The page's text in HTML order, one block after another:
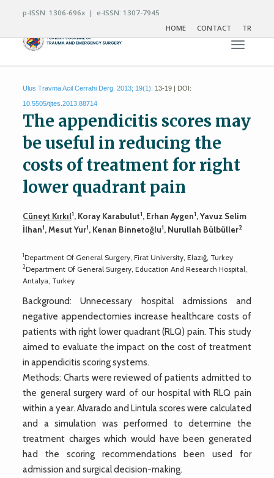
p-ISSN: 1306-696x | e-ISSN: 1307-7945
HOME
CONTACT TR
Toggle
Ulus Travma Acil Cerrahi Derg. 2013; 19(1): 13-19 | DOI:
10.5505/tjtes.2013.88714
The appendicitis scores may
be useful in reducing the
costs of treatment for right
lower quadrant pain
Cüneyt Kırkıl1, Koray Karabulut1, Erhan Aygen1, Yavuz Selim
İlhan1, Mesut Yur1, Kenan Binnetoğlu1, Nurullah Bülbüller2
1Department Of General Surgery, Firat University, Elazığ, Turkey
2Department Of General Surgery, Education And Research Hospital,
Antalya, Turkey
Background: Unnecessary hospital admissions and
negative appendectomies increase healthcare costs of
patients with right lower quadrant (RLQ) pain. This study
aimed to evaluate the impact on the cost of treatment
in appendicitis scoring systems.
Methods: Charts were reviewed of patients admitted to
the general surgery ward of our hospital with RLQ pain
within a year. Alvarado and Lintula scores were calculated
and a simulation was performed to determine the
treatment charges which would have been generated
had the scoring recommendations been used for
admission and surgical decision-making.